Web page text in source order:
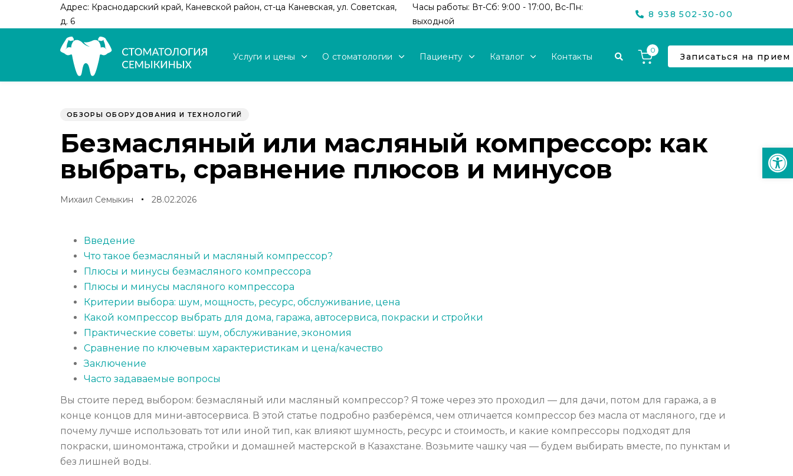
Адрес: Краснодарский край, Каневской район, ст-ца Каневская, ул. Советская,
д. 6
Часы работы: Вт-Сб: 9:00 - 17:00, Вс-Пн:
выходной
8 938 502-30-00
Услуги и цены О стоматологии Пациенту Каталог Контакты
0
Записаться на прием
ОБЗОРЫ ОБОРУДОВАНИЯ И ТЕХНОЛОГИЙ
Безмасляный или масляный компрессор: как
выбрать, сравнение плюсов и минусов
Михаил Семыкин 28.02.2026
Введение
Что такое безмасляный и масляный компрессор?
Плюсы и минусы безмасляного компрессора
Плюсы и минусы масляного компрессора
Критерии выбора: шум, мощность, ресурс, обслуживание, цена
Какой компрессор выбрать для дома, гаража, автосервиса, покраски и стройки
Практические советы: шум, обслуживание, экономия
Сравнение по ключевым характеристикам и цена/качество
Заключение
Часто задаваемые вопросы
Вы стоите перед выбором: безмасляный или масляный компрессор? Я тоже через это проходил — для дачи, потом для гаража, а в
конце концов для мини‑автосервиса. В этой статье подробно разберёмся, чем отличается компрессор без масла от масляного, где и
почему лучше использовать тот или иной тип, как влияют шумность, ресурс и стоимость, и какие компрессоры подходят для
покраски, шиномонтажа, стройки и домашней мастерской в Казахстане. Возьмите чашку чая — будем выбирать вместе, по пунктам и
без лишней воды.